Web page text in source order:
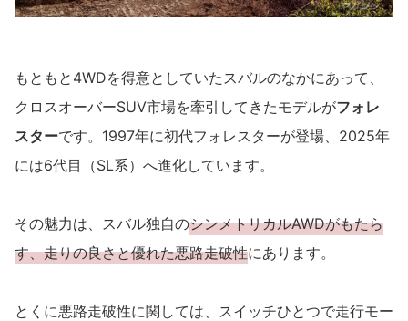
もともと4WDを得意としていたスバルのなかにあって、
クロスオーバーSUV市場を牽引してきたモデルがフォレ
スターです。1997年に初代フォレスターが登場、2025年
には6代目（SL系）へ進化しています。
その魅力は、スバル独自のシンメトリカルAWDがもたら
す、走りの良さと優れた悪路走破性にあります。
とくに悪路走破性に関しては、スイッチひとつで走行モー